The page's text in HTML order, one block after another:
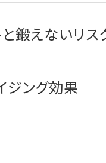
鍛えないリス
ジング効果